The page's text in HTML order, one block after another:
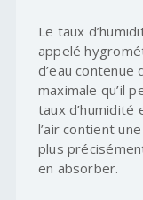
Le taux
appelé
d’eau contenue
maximale qu’il
taux d’humidité
l’air contient
plus
en absorber.